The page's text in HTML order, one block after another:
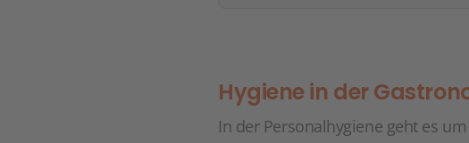
Hygiene in der
In der Personalhygiene geht es